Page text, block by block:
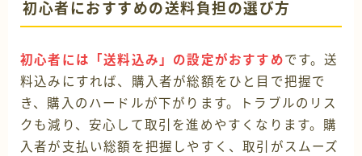
初心者におすすめの送料負担の選び方
初心者には「送料込み」の設定がおすすめです。送
料込みにすれば、購入者が総額をひと目で把握で
き、購入のハードルが下がります。トラブルのリス
クも減り、安心して取引を進めやすくなります。購
入者が支払い総額を把握しやすく、取引がスムーズ